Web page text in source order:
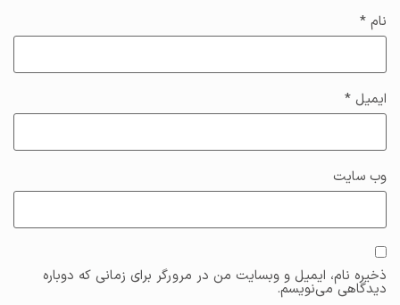
نام *
ایمیل *
وب‌ سایت
ذخیره نام، ایمیل و وبسایت من در مرورگر برای زمانی که دوباره
دیدگاهی می‌نویسم.